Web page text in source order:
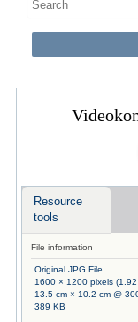
Resource
tools
File information
Original JPG File
1600 × 1200 pixels (1.92
13.5 cm × 10.2 cm @
389 KB